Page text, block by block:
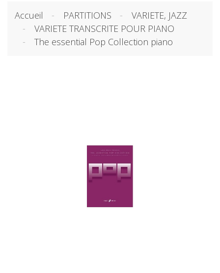
Accueil PARTITIONS
VARIETE, JAZZ
VARIETE TRANSCRITE POUR PIANO
The essential Pop Collection piano